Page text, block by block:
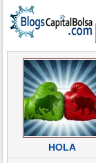
HOLA